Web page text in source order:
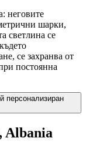
неговите
шарки,
светлина се
се захранва от
постоянна
персонализиран
Albania